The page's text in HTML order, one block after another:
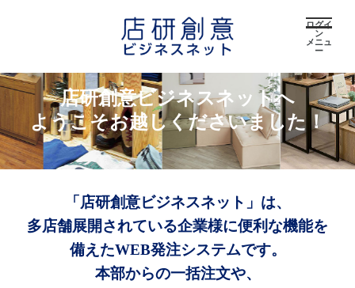
ログイ
ン
メニュ
ー
店研創意ビジネスネットへ
ようこそお越しくださいました！
「店研創意ビジネスネット」は、
多店舗展開されている企業様に便利な機能を
備えたWEB発注システムです。
本部からの一括注文や、